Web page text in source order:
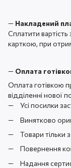
— Накладений
Сплатити
карткою, при
— Оплата
Оплата готівкою
відділенні нової
Усі посилки
Винятково
Товари тільки
Повернення
Надання